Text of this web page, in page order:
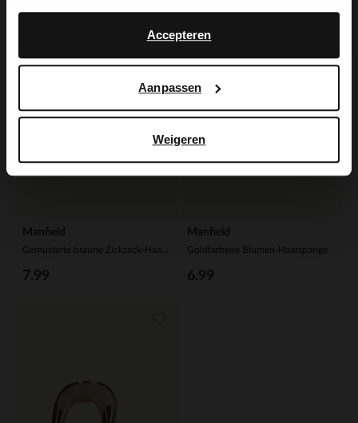
Accepteren
Aanpassen
Weigeren
Manfield
7.99
Manfield
Goldfarbene Blumen-Haarspange
6.99
English